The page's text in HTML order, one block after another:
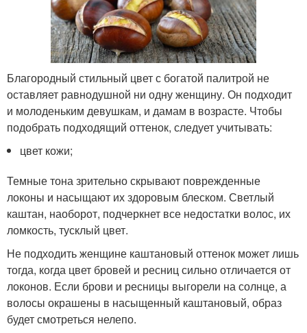
Благородный стильный цвет с богатой палитрой не
оставляет равнодушной ни одну женщину. Он подходит
и молоденьким девушкам, и дамам в возрасте. Чтобы
подобрать подходящий оттенок, следует учитывать:
цвет кожи;
Темные тона зрительно скрывают поврежденные
локоны и насыщают их здоровым блеском. Светлый
каштан, наоборот, подчеркнет все недостатки волос, их
ломкость, тусклый цвет.
Не подходить женщине каштановый оттенок может лишь
тогда, когда цвет бровей и ресниц сильно отличается от
локонов. Если брови и ресницы выгорели на солнце, а
волосы окрашены в насыщенный каштановый, образ
будет смотреться нелепо.